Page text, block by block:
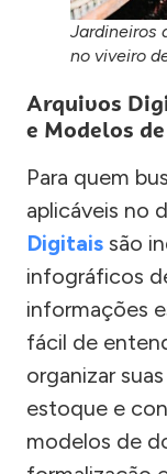
Jardineiros
no viveiro
Arquivos
e Modelos
Para quem
aplicáveis no
Digitais são
infográficos
informações
fácil de
organizar
estoque e
modelos de